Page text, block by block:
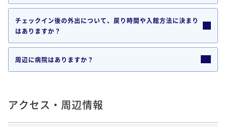
チェックイン後の外出について、戻り時間や入館方法に決まり
はありますか？
周辺に病院はありますか？
アクセス・周辺情報